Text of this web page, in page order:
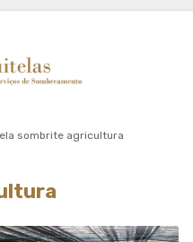
sombrite agricultura